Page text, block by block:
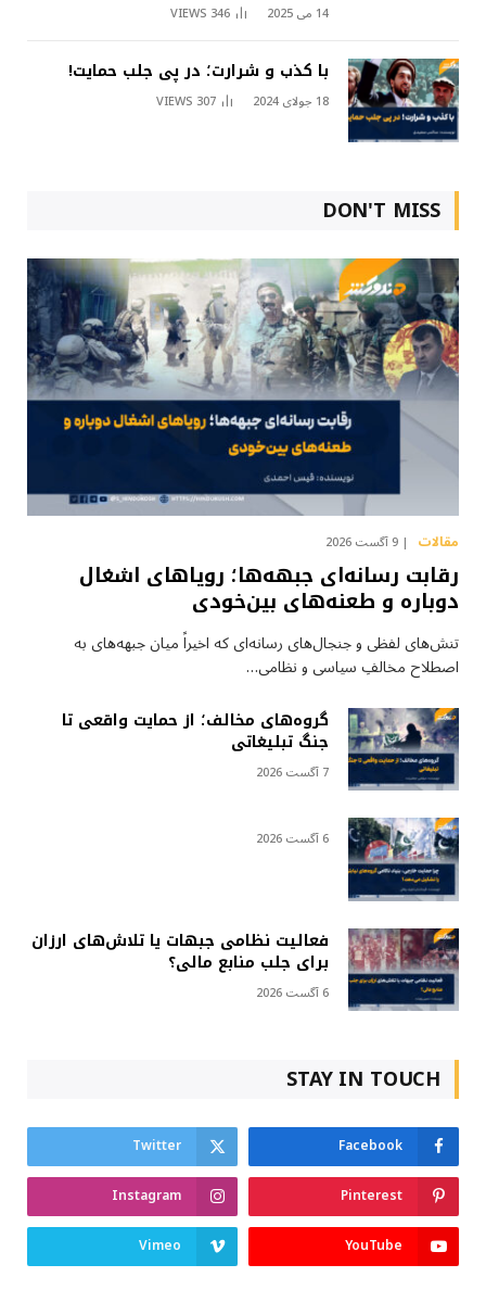
14 می 2025 346
VIEWS
با کذب و شرارت؛ در پی جلب حمایت!
18 جولای 2024 307
VIEWS
DON'T MISS
مقالات 9 آگست 2026
رقابت رسانه‌ای جبهه‌ها؛ رویاهای اشغال
دوباره و طعنه‌های بین‌خودی
تنش‌های لفظی و جنجال‌های رسانه‌ای که اخیراً میان جبهه‌های به
اصطلاح مخالفِ سیاسی و نظامی…
گروه‌های مخالف؛ از حمایت واقعی تا
جنگ تبلیغاتی
7 آگست 2026
6 آگست 2026
فعالیت نظامی جبهات یا تلاش‌های ارزان
برای جلب منابع مالی؟
6 آگست 2026
STAY IN TOUCH
Facebook
Twitter
Pinterest
Instagram
YouTube
Vimeo